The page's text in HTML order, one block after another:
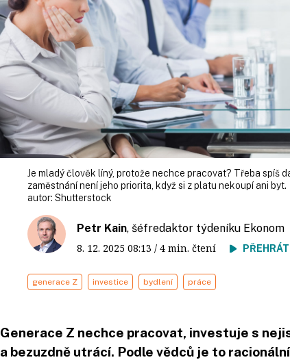
Je mladý člověk líný, protože nechce pracovat? Třeba spíš
zaměstnání není jeho priorita, když si z platu nekoupí ani byt.
autor: Shutterstock
Petr Kain, šéfredaktor týdeníku Ekonom
8. 12. 2025 08:13 / 4 min. čtení
generace Z investice bydlení práce
Generace Z nechce pracovat, investuje s
a bezuzdně utrácí. Podle vědců je to